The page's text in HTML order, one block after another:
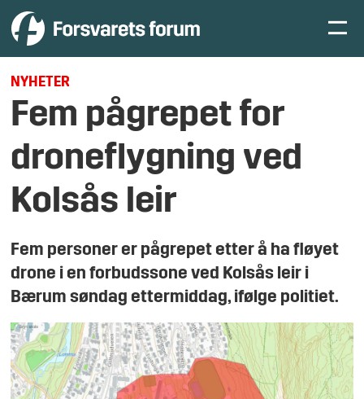
NYHETER
Fem pågrepet for
droneflygning ved
Kolsås leir
Fem personer er pågrepet etter å ha fløyet
drone i en forbudssone ved Kolsås leir i
Bærum søndag ettermiddag, ifølge politiet.